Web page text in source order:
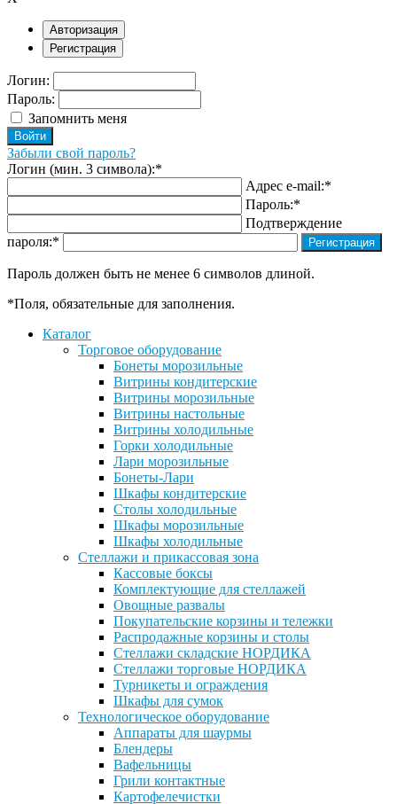
Авторизация
Регистрация
Логин:
Пароль:
Запомнить меня
Забыли свой пароль?
Логин (мин. 3 символа):*
Адрес e-mail:*
Пароль:*
Подтверждение
пароля:*
Пароль должен быть не менее 6 символов длиной.
*Поля, обязательные для заполнения.
Каталог
Торговое оборудование
Бонеты морозильные
Витрины кондитерские
Витрины морозильные
Витрины настольные
Витрины холодильные
Горки холодильные
Лари морозильные
Бонеты-Лари
Шкафы кондитерские
Столы холодильные
Шкафы морозильные
Шкафы холодильные
Стеллажи и прикассовая зона
Кассовые боксы
Комплектующие для стеллажей
Овощные развалы
Покупательские корзины и тележки
Распродажные корзины и столы
Стеллажи складские НОРДИКА
Стеллажи торговые НОРДИКА
Турникеты и ограждения
Шкафы для сумок
Технологическое оборудование
Аппараты для шаурмы
Блендеры
Вафельницы
Грили контактные
Картофелечистки